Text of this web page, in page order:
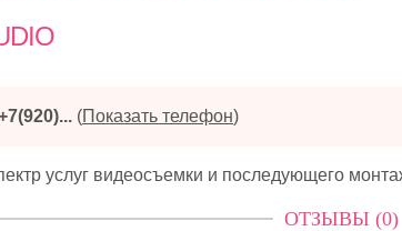
(Показать телефон)
услуг видеосъемки и последующего
ОТЗЫВЫ (0)